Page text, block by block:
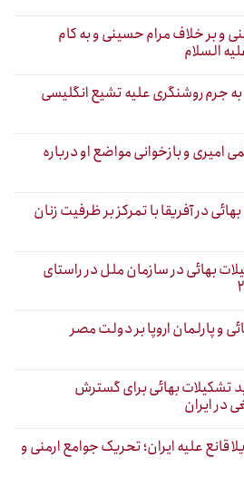
و بر خلاف مرام حسینی و به کام
السلام
جرم روشنگری علیه تشیع انگلیسی
امیری و بازخوانی مواضع او درباره
در آفریقا با تمرکز بر ظرفیت زنان
بهائی در سازمان ملل در راستای
و پارلمان اروپا بر دولت مصر
تشکیلات بهائی برای گسترش
در ایران
قانع علیه ایران؛ تحریک جوامع ارمنی و